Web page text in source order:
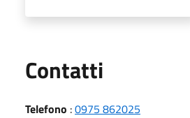
Contatti
Telefono :0975 862025